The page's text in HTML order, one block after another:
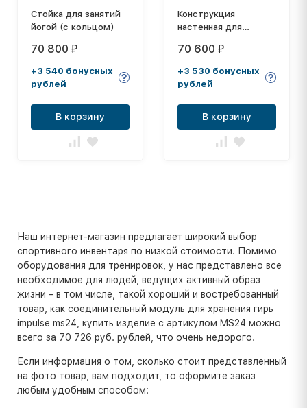
Стойка для занятий
йогой (с кольцом)
70 800 ₽
+3 540 бонусных
рублей
В корзину
Конструкция
настенная для
канатов, шестов,
лесенок
70 600 ₽
+3 530 бонусных
рублей
В корзину
Наш интернет-магазин предлагает широкий выбор
спортивного инвентаря по низкой стоимости. Помимо
оборудования для тренировок, у нас представлено все
необходимое для людей, ведущих активный образ
жизни – в том числе, такой хороший и востребованный
товар, как соединительный модуль для хранения гирь
impulse ms24, купить изделие с артикулом MS24 можно
всего за 70 726 руб. рублей, что очень недорого.
Если информация о том, сколько стоит представленный
на фото товар, вам подходит, то оформите заказ
любым удобным способом: